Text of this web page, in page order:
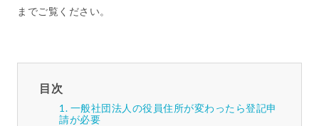
までご覧ください。
目次
一般社団法人の役員住所が変わったら登記申
請が必要